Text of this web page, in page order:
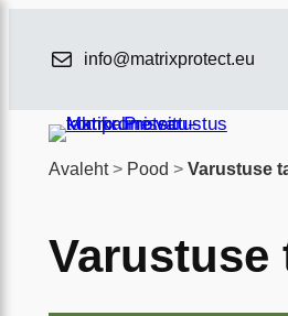
info@matrixprotect.eu
Avaleht> Pood > Varustuse
Varustuse